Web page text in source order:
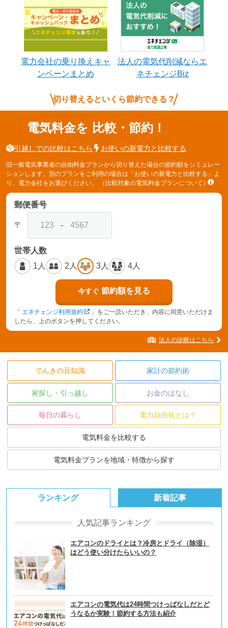
電力会社の乗り換えキャ
ンペーンまとめ
法人の電気代削減ならエ
ネチェンジBiz
切り替えるといくら節約できる？
電気料金を 比較・節約！
引越しでの比較はこちら お使いの新電力と比較する
旧一般電気事業者の自由料金プランから切り替えた場合の節約額をシミュレー
ションします。別のプランをご利用の場合は「お使いの新電力と比較する」よ
り、電力会社をお選びください。
（比較対象の電気料金プランについて）
郵便番号
〒 -
世帯人数
1人
2人 3人 4人
今すぐ 節約額を見る
「 エネチェンジ利用規約
」をご一読いただき、内容に同意いただけま
したら、上のボタンを押してください。
法人の診断はこちら
でんきの豆知識 家計の節約術
家探し・引っ越し お金のはなし
毎日の暮らし 電力自由化とは？
電気料金を比較する
電気料金プランを地域・特徴から探す
ランキング
人気記事ランキング
エアコンのドライとは？冷房とドライ（除湿）
はどう使い分けたらいいの？
エアコンの電気代は24時間つけっぱなしだとど
うなるか実験！節約する方法も紹介
新着記事